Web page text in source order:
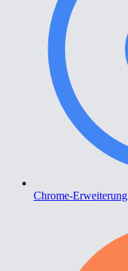
Chrome-Erweiterung